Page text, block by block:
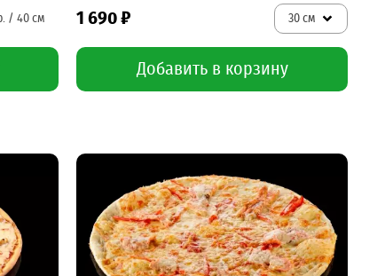
1 690 ₽ 30 см
Добавить в корзину